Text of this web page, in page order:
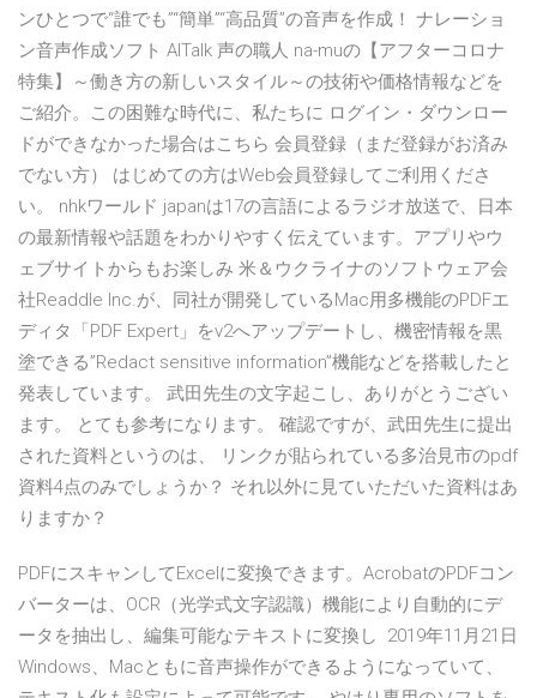
ンひとつで“誰でも”“簡単”“高品質”の音声を作成！ ナレーショ
ン音声作成ソフト AITalk 声の職人 na-muの【アフターコロナ
特集】～働き方の新しいスタイル～の技術や価格情報などを
ご紹介。この困難な時代に、私たちに ログイン・ダウンロー
ドができなかった場合はこちら 会員登録（まだ登録がお済み
でない方） はじめての方はWeb会員登録してご利用くださ
い。 nhkワールド japanは17の言語によるラジオ放送で、日本
の最新情報や話題をわかりやすく伝えています。アプリやウ
ェブサイトからもお楽しみ 米＆ウクライナのソフトウェア会
社Readdle Inc.が、同社が開発しているMac用多機能のPDFエ
ディタ「PDF Expert」をv2へアップデートし、機密情報を黒
塗できる”Redact sensitive information”機能などを搭載したと
発表しています。 武田先生の文字起こし、ありがとうござい
ます。 とても参考になります。 確認ですが、武田先生に提出
された資料というのは、 リンクが貼られている多治見市のpdf
資料4点のみでしょうか？ それ以外に見ていただいた資料はあ
りますか？
PDFにスキャンしてExcelに変換できます。AcrobatのPDFコン
バーターは、OCR（光学式文字認識）機能により自動的にデ
ータを抽出し、編集可能なテキストに変換し 2019年11月21日
Windows、Macともに音声操作ができるようになっていて、